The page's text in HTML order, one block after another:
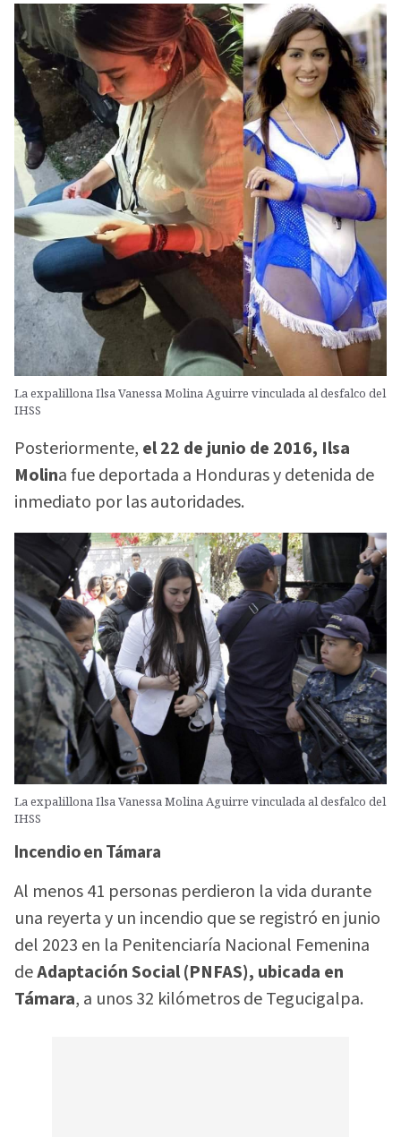
La expalillona Ilsa Vanessa Molina Aguirre vinculada al desfalco del
IHSS
Posteriormente, el 22 de junio de 2016, Ilsa
Molina fue deportada a Honduras y detenida de
inmediato por las autoridades.
La expalillona Ilsa Vanessa Molina Aguirre vinculada al desfalco del
IHSS
Incendio en Támara
Al menos 41 personas perdieron la vida durante
una reyerta y un incendio que se registró en junio
del 2023 en la Penitenciaría Nacional Femenina
deAdaptación Social (PNFAS), ubicada en
Támara, a unos 32 kilómetros de Tegucigalpa.